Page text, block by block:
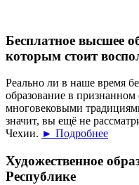
Бесплатное высшее
которым стоит
Реально ли в наше время
образование в признанном
многовековыми
значит, вы ещё не
Чехии. ► Подробнее
Художественное
Республике